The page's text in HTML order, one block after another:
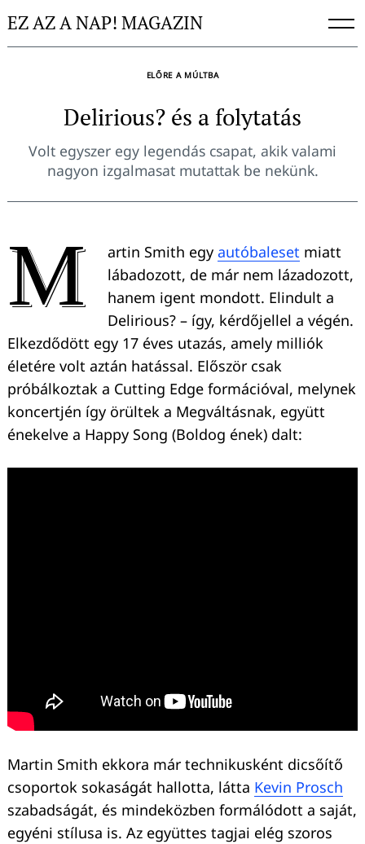
toEZ AZ A NAP! MAGAZIN
ELŐRE A MÚLTBA
Delirious? és a folytatás
Volt egyszer egy legendás csapat, akik valami
nagyon izgalmasat mutattak be nekünk.
M artin Smith egy autóbaleset miatt
lábadozott, de már nem lázadozott,
hanem igent mondott. Elindult a
Delirious? – így, kérdőjellel a végén.
Elkezdődött egy 17 éves utazás, amely milliók
életére volt aztán hatással. Először csak
próbálkoztak a Cutting Edge formációval, melynek
koncertjén így örültek a Megváltásnak, együtt
énekelve a Happy Song (Boldog ének) dalt:
Martin Smith ekkora már technikusként dicsőítő
csoportok sokaságát hallotta, látta Kevin Prosch
szabadságát, és mindeközben formálódott a saját,
egyéni stílusa is. Az együttes tagjai elég szoros